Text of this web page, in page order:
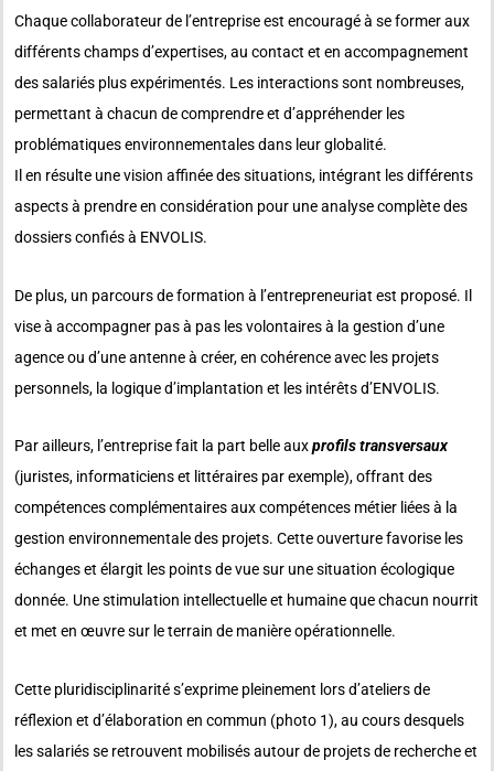
Chaque collaborateur de l’entreprise est encouragé à se former aux
différents champs d’expertises, au contact et en accompagnement
des salariés plus expérimentés. Les interactions sont nombreuses,
permettant à chacun de comprendre et d’appréhender les
problématiques environnementales dans leur globalité.
Il en résulte une vision affinée des situations, intégrant les différents
aspects à prendre en considération pour une analyse complète des
dossiers confiés à ENVOLIS.
De plus, un parcours de formation à l’entrepreneuriat est proposé. Il
vise à accompagner pas à pas les volontaires à la gestion d’une
agence ou d’une antenne à créer, en cohérence avec les projets
personnels, la logique d’implantation et les intérêts d’ENVOLIS.
Par ailleurs, l’entreprise fait la part belle auxprofils transversaux
(juristes, informaticiens et littéraires par exemple), offrant des
compétences complémentaires aux compétences métier liées à la
gestion environnementale des projets. Cette ouverture favorise les
échanges et élargit les points de vue sur une situation écologique
donnée. Une stimulation intellectuelle et humaine que chacun nourrit
et met en œuvre sur le terrain de manière opérationnelle.
Cette pluridisciplinarité s’exprime pleinement lors d’ateliers de
réflexion et d’élaboration en commun (photo 1), au cours desquels
les salariés se retrouvent mobilisés autour de projets de recherche et